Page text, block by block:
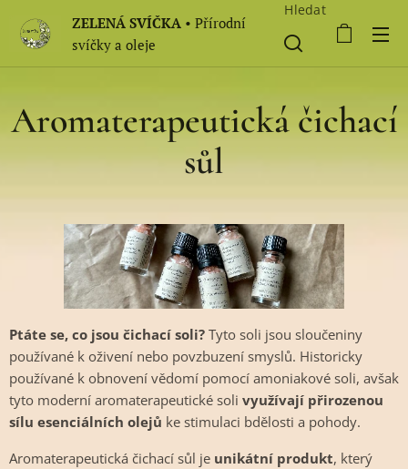
ZELENÁ SVÍČKA • Přírodní
svíčky a oleje
Hledat
Aromaterapeutická čichací
sůl
Ptáte se, co jsou čichací soli? Tyto soli jsou sloučeniny
používané k oživení nebo povzbuzení smyslů. Historicky
používané k obnovení vědomí pomocí amoniakové soli, avšak
tyto moderní aromaterapeutické soli využívají přirozenou
sílu esenciálních olejů ke stimulaci bdělosti a pohody.
Aromaterapeutická čichací sůl je unikátní produkt, který